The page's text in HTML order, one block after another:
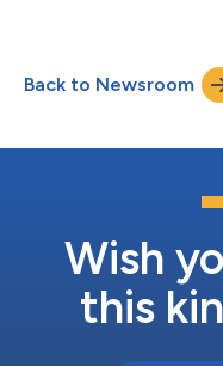
M€, en progression de
de 2,5 % à données
Back to Newsroom
Wish
this